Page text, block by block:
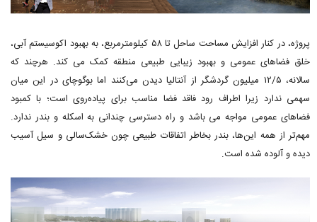
پروژه، در کنار افزایش مساحت ساحل تا ۵۸ کیلومترمربع، به بهبود اکوسیستم آبی،
خلق فضاهای عمومی و بهبود زیبایی طبیعی منطقه کمک می کند. هرچند که
سالانه، ۱۲/۵ میلیون گردشگر از آنتالیا دیدن می‌کنند اما بوگوچای در این میان
سهمی ندارد زیرا اطراف رود فاقد فضا مناسب برای پیاده‌روی است؛ با کمبود
فضاهای عمومی مواجه می باشد و راه دسترسی چندانی به اسکله و بندر ندارد.
مهم‌تر از همه این‌ها، بندر بخاطر اتفاقات طبیعی چون خشک‌سالی و سیل آسیب
دیده و آلوده شده است.